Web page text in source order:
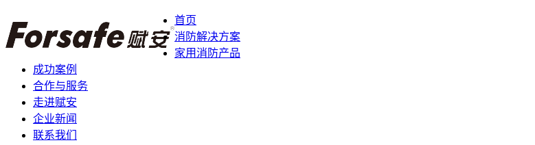
首页
消防解决方案
家用消防产品
成功案例
合作与服务
走进赋安
企业新闻
联系我们